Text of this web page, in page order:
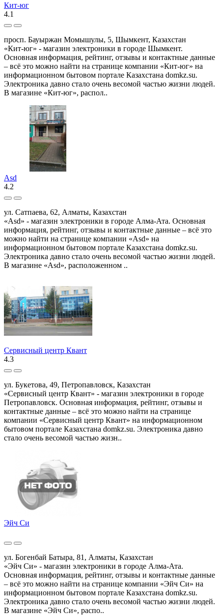
Кит-юг
4.1
просп. Бауыржан Момышулы, 5, Шымкент, Казахстан
«Кит-юг» - магазин электроники в городе Шымкент.
Основная информация, рейтинг, отзывы и контактные данные
– всё это можно найти на странице компании «Кит-юг» на
информационном бытовом портале Казахстана domkz.su.
Электроника давно стало очень весомой частью жизни людей.
В магазине «Кит-юг», распол..
Asd
4.2
ул. Сатпаева, 62, Алматы, Казахстан
«Asd» - магазин электроники в городе Алма-Ата. Основная
информация, рейтинг, отзывы и контактные данные – всё это
можно найти на странице компании «Asd» на
информационном бытовом портале Казахстана domkz.su.
Электроника давно стало очень весомой частью жизни людей.
В магазине «Asd», расположенном ..
Сервисный центр Квант
4.3
ул. Букетова, 49, Петропавловск, Казахстан
«Сервисный центр Квант» - магазин электроники в городе
Петропавловск. Основная информация, рейтинг, отзывы и
контактные данные – всё это можно найти на странице
компании «Сервисный центр Квант» на информационном
бытовом портале Казахстана domkz.su. Электроника давно
стало очень весомой частью жизн..
Эйч Си
ул. Богенбай Батыра, 81, Алматы, Казахстан
«Эйч Си» - магазин электроники в городе Алма-Ата.
Основная информация, рейтинг, отзывы и контактные данные
– всё это можно найти на странице компании «Эйч Си» на
информационном бытовом портале Казахстана domkz.su.
Электроника давно стало очень весомой частью жизни людей.
В магазине «Эйч Си», распо..